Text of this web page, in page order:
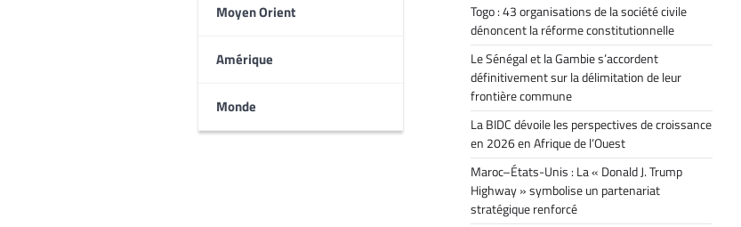
Moyen Orient
Amérique
Monde
Togo : 43 organisations de la société civile
dénoncent la réforme constitutionnelle
Le Sénégal et la Gambie s’accordent
définitivement sur la délimitation de leur
frontière commune
La BIDC dévoile les perspectives de croissance
en 2026 en Afrique de l’Ouest
Maroc–États-Unis : La « Donald J. Trump
Highway » symbolise un partenariat
stratégique renforcé